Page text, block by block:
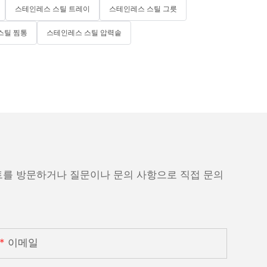
스테인레스 스틸 트레이 스테인레스 스틸 그릇
틸 찜통 스테인레스 스틸 압력솥
방문하거나 질문이나 문의 사항으로 직접 문의
이메일